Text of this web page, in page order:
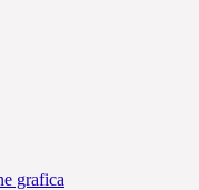
grafica